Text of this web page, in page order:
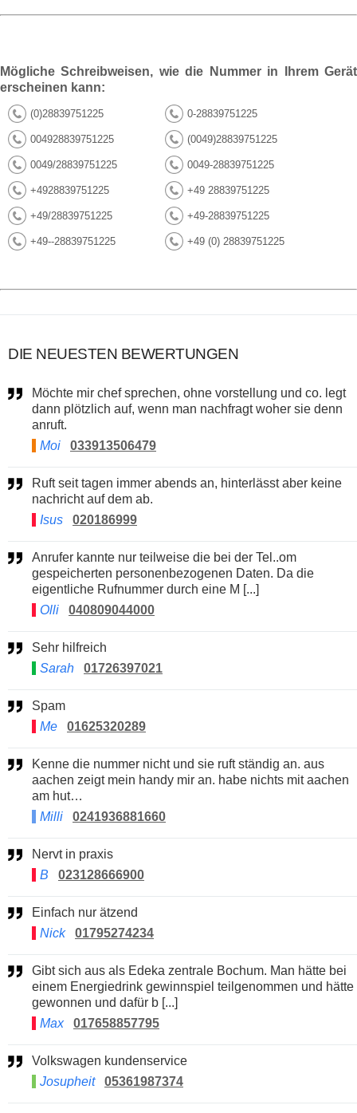
Mögliche Schreibweisen, wie die Nummer in Ihrem Gerät
erscheinen kann:
(0)28839751225 0-28839751225
004928839751225 (0049)28839751225
0049/28839751225 0049-28839751225
+4928839751225 +49 28839751225
+49/28839751225 +49-28839751225
+49--28839751225 +49 (0) 28839751225
DIE NEUESTEN BEWERTUNGEN
Möchte mir chef sprechen, ohne vorstellung und co. legt
dann plötzlich auf, wenn man nachfragt woher sie denn
anruft.
Moi
033913506479
Ruft seit tagen immer abends an, hinterlässt aber keine
nachricht auf dem ab.
Isus
020186999
Anrufer kannte nur teilweise die bei der Tel..om
gespeicherten personenbezogenen Daten. Da die
eigentliche Rufnummer durch eine M [...]
Olli
040809044000
Sehr hilfreich
Sarah
01726397021
Spam
Me
01625320289
Kenne die nummer nicht und sie ruft ständig an. aus
aachen zeigt mein handy mir an. habe nichts mit aachen
am hut…
Milli
0241936881660
Nervt in praxis
B
023128666900
Einfach nur ätzend
Nick
01795274234
Gibt sich aus als Edeka zentrale Bochum. Man hätte bei
einem Energiedrink gewinnspiel teilgenommen und hätte
gewonnen und dafür b [...]
Max
017658857795
Volkswagen kundenservice
Josupheit
05361987374